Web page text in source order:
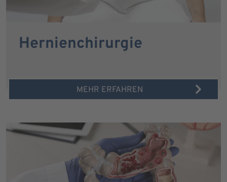
Hernienchirurgie
MEHR ERFAHREN